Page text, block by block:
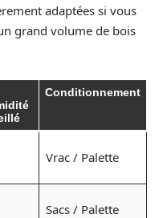
adaptées si vous
grand volume de bois
Conditionnement
Vrac / Palette
Sacs / Palette